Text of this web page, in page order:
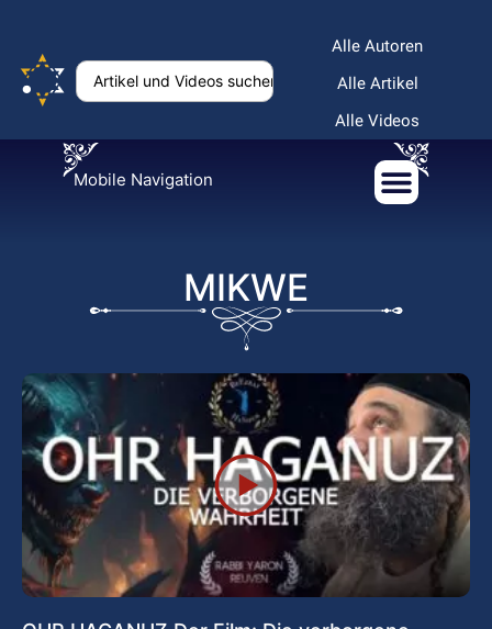
Alle Autoren
Alle Artikel
Alle Videos
Mobile Navigation
MIKWE